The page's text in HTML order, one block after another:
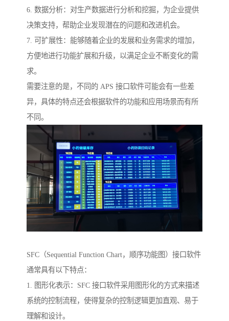
6. 数据分析：对生产数据进行分析和挖掘，为企业提供
决策支持，帮助企业发现潜在的问题和改进机会。
7. 可扩展性：能够随着企业的发展和业务需求的增加，
方便地进行功能扩展和升级，以满足企业不断变化的需
求。
需要注意的是，不同的 APS 接口软件可能会有一些差
异，具体的特点还会根据软件的功能和应用场景而有所
不同。
SFC（Sequential Function Chart，顺序功能图）接口软件
通常具有以下特点：
1. 图形化表示：SFC 接口软件采用图形化的方式来描述
系统的控制流程，使得复杂的控制逻辑更加直观、易于
理解和设计。